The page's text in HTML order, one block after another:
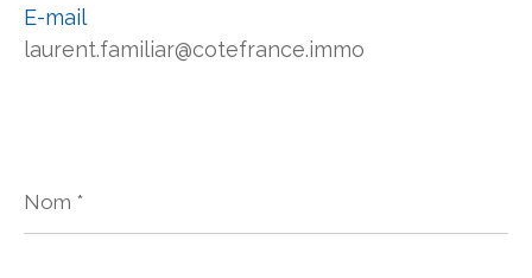
E-mail
laurent.familiar@cotefrance.immo
*